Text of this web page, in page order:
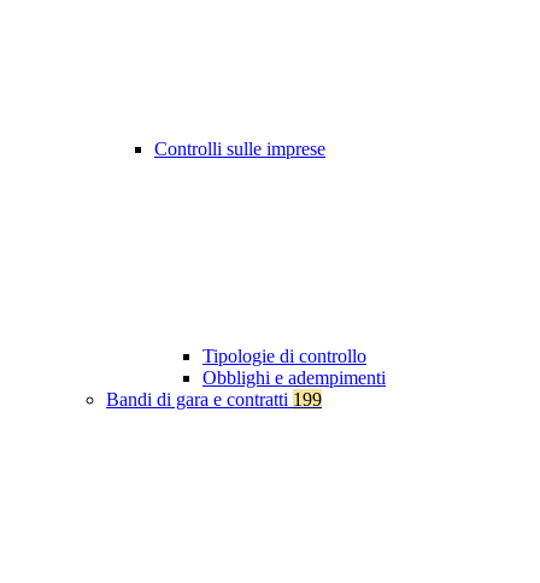
Controlli sulle imprese
Tipologie di controllo
Obblighi e adempimenti
Bandi di gara e contratti 199